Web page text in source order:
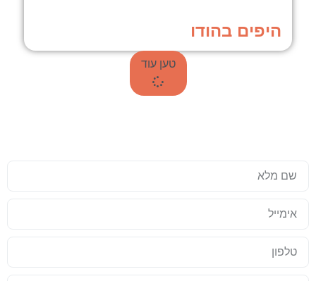
היפים בהודו
טען עוד